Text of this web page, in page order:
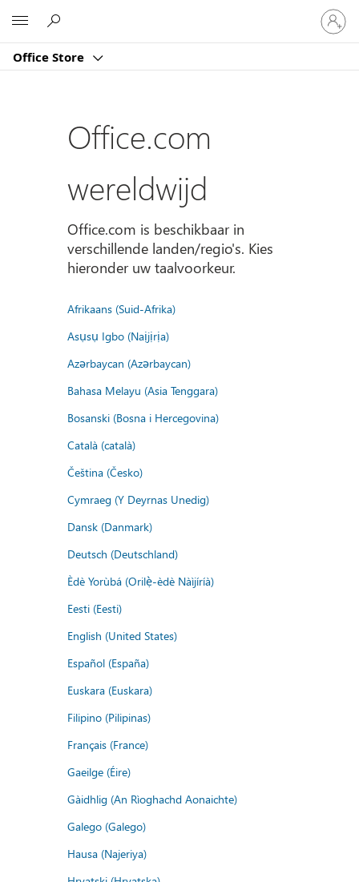
Office Store
Meld
je
aan
je
Office.com
wereldwijd
Office.com is beschikbaar in
verschillende landen/regio's. Kies
hieronder uw taalvoorkeur.
Afrikaans (Suid-Afrika)
Asụsụ Igbo (Naịjịrịa)
Azərbaycan (Azərbaycan)
Bahasa Melayu (Asia Tenggara)
Bosanski (Bosna i Hercegovina)
Català (català)
Čeština (Česko)
Cymraeg (Y Deyrnas Unedig)
Dansk (Danmark)
Deutsch (Deutschland)
Èdè Yorùbá (Orilẹ̀-èdè Nàìjíríà)
Eesti (Eesti)
English (United States)
Español (España)
Euskara (Euskara)
Filipino (Pilipinas)
Français (France)
Gaeilge (Éire)
Gàidhlig (An Rìoghachd Aonaichte)
Galego (Galego)
Hausa (Najeriya)